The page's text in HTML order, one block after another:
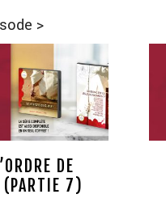
>
DE
(PARTIE 7)